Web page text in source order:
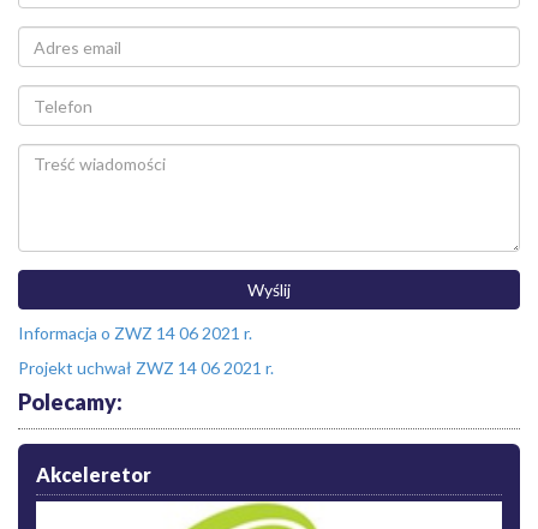
Informacja o ZWZ 14 06 2021 r.
Projekt uchwał ZWZ 14 06 2021 r.
Polecamy:
Akceleretor